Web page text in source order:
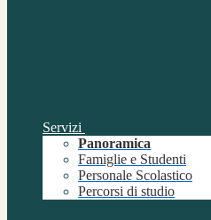
Servizi
Panoramica
Famiglie e Studenti
Personale Scolastico
Percorsi di studio